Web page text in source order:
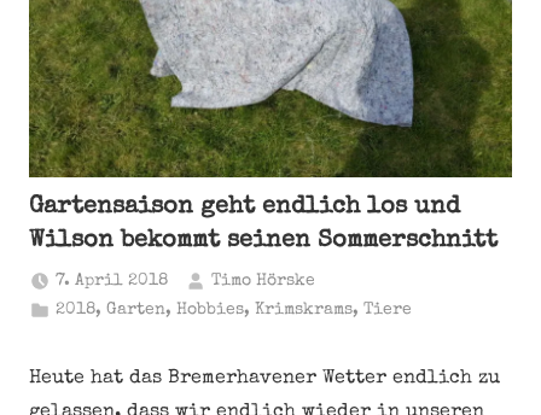
Gartensaison geht endlich los und
Wilson bekommt seinen Sommerschnitt
7. April 2018
Timo Hörske
2018,Garten,Hobbies, Krimskrams,Tiere
Heute hat das Bremerhavener Wetter endlich zu